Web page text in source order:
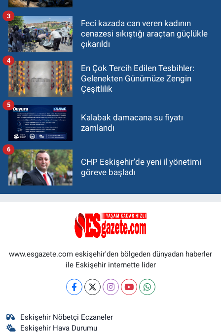
Feci kazada can veren kadının
cenazesi sıkıştığı araçtan güçlükle
çıkarıldı
3
En Çok Tercih Edilen Tesbihler:
Gelenekten Günümüze Zengin
Çeşitlilik
4
Kalabak damacana su fiyatı
zamlandı
5
CHP Eskişehir’de yeni il yönetimi
göreve başladı
6
www.esgazete.com eskişehir'den bölgeden dünyadan haberler
ile Eskişehir internette lider
Eskişehir Nöbetçi Eczaneler
Eskişehir Hava Durumu